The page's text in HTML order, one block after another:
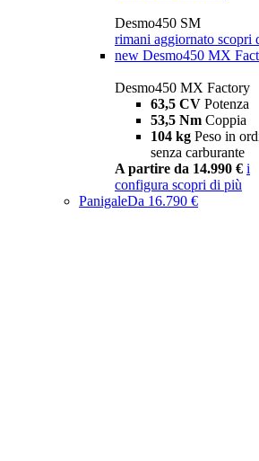
Desmo450 SM
rimani aggiornato scopri
new Desmo450 MX
Desmo450 MX Factory
63,5 CV Potenza
53,5 Nm Coppia
104 kg Peso in
senza carburante
A partire da 14.990 € i
configura scopri di più
PanigaleDa 16.790 €